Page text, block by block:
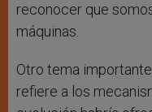
reconocer que
máquinas.
Otro tema
refiere a los